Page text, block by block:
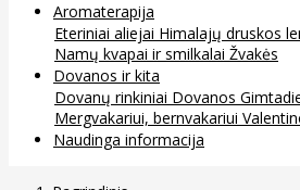
Aromaterapija
Eteriniai aliejai Himalajų druskos
Namų kvapai ir smilkalai Žvakės
Dovanos ir kita
Dovanų rinkiniai Dovanos
Mergvakariui, bernvakariui
Naudinga informacija